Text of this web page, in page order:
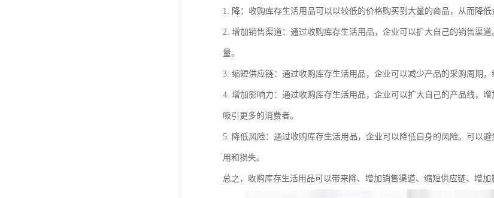
1. 降：收购库存生活用品可以以较低的价格购买到大量的商品，从而降
2. 增加销售渠道：通过收购库存生活用品，企业可以扩大自己的销售渠
量。
3. 缩短供应链：通过收购库存生活用品，企业可以减少产品的采购周期
4. 增加影响力：通过收购库存生活用品，企业可以扩大自己的产品线，
吸引更多的消费者。
5. 降低风险：通过收购库存生活用品，企业可以降低自身的风险。可以
用和损失。
总之，收购库存生活用品可以带来降、增加销售渠道、缩短供应链、增